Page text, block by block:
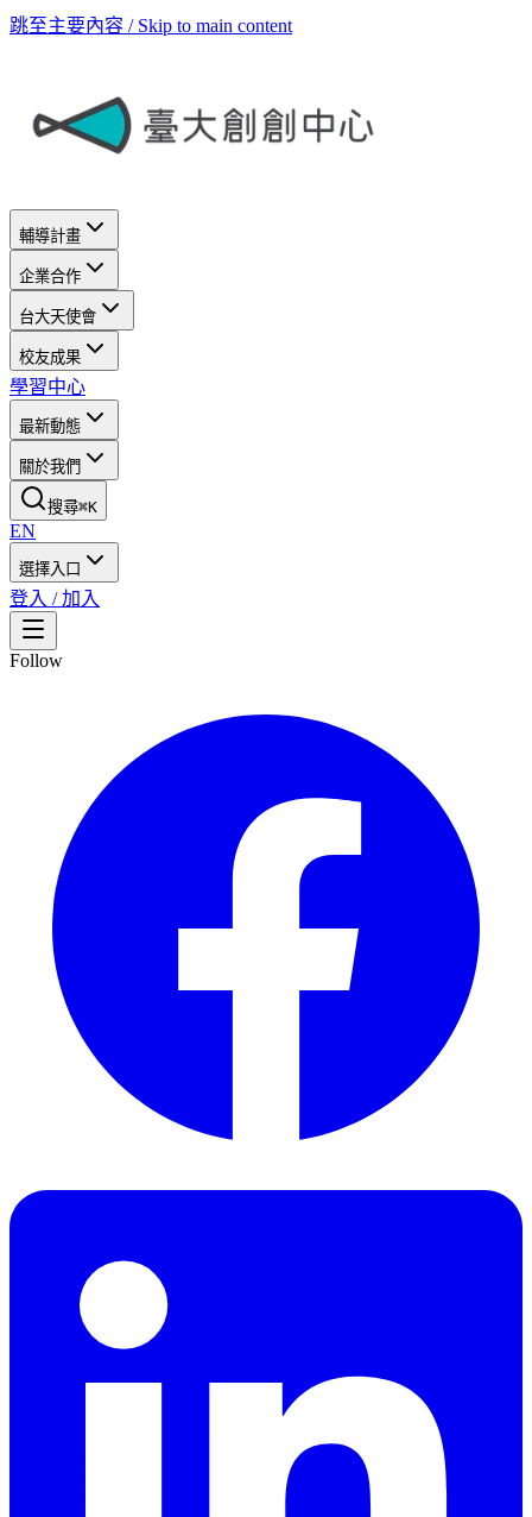
跳至主要內容 / Skip to main content
輔導計畫
企業合作
台大天使會
校友成果
學習中心
最新動態
關於我們
搜尋⌘K
EN
選擇入口
登入 / 加入
Follow